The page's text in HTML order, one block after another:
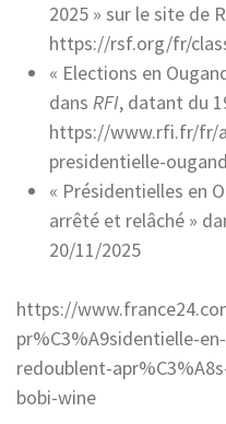
2025 » sur le site de
https://rsf.org/fr/
« Elections en
dans RFI, datant du
https://www.rfi.fr/fr/
presidentielle-
« Présidentielles en
arrêté et relâché »
20/11/2025
https://
pr%C3%A9sidentielle-
redoublent-
bobi-wine